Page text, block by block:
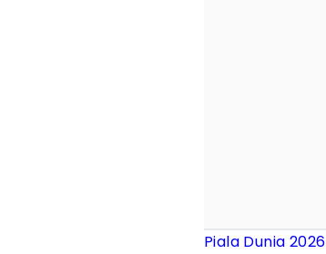
Piala Dunia 2026